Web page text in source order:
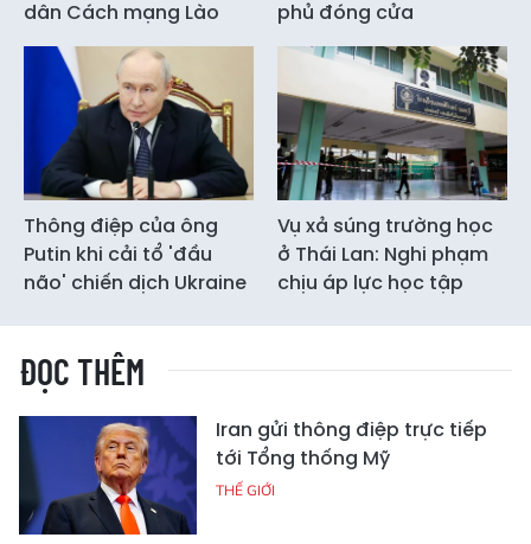
dân Cách mạng Lào
phủ đóng cửa
Thông điệp của ông
Putin khi cải tổ 'đầu
não' chiến dịch Ukraine
Vụ xả súng trường học
ở Thái Lan: Nghi phạm
chịu áp lực học tập
ĐỌC THÊM
Iran gửi thông điệp trực tiếp
tới Tổng thống Mỹ
THẾ GIỚI